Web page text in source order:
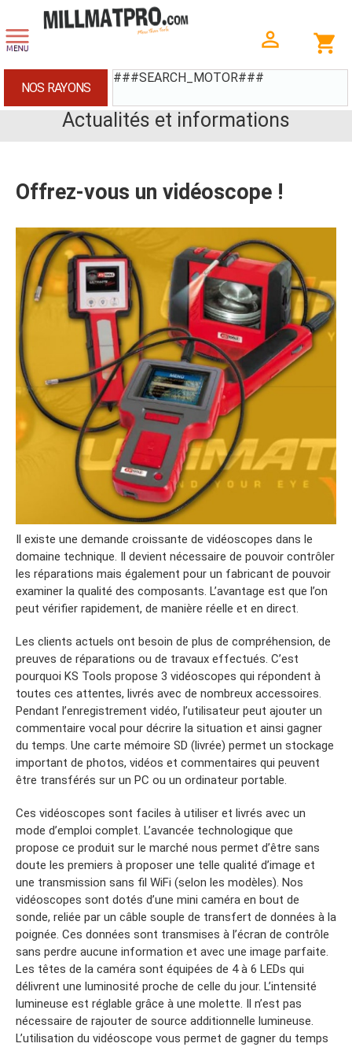
###SEARCH_MOTOR###
NOS RAYONS
Actualités et informations
Offrez-vous un vidéoscope !
Il existe une demande croissante de vidéoscopes dans le
domaine technique. Il devient nécessaire de pouvoir contrôler
les réparations mais également pour un fabricant de pouvoir
examiner la qualité des composants. L’avantage est que l’on
peut vérifier rapidement, de manière réelle et en direct.
Les clients actuels ont besoin de plus de compréhension, de
preuves de réparations ou de travaux effectués. C’est
pourquoi KS Tools propose 3 vidéoscopes qui répondent à
toutes ces attentes, livrés avec de nombreux accessoires.
Pendant l’enregistrement vidéo, l’utilisateur peut ajouter un
commentaire vocal pour décrire la situation et ainsi gagner
du temps. Une carte mémoire SD (livrée) permet un stockage
important de photos, vidéos et commentaires qui peuvent
être transférés sur un PC ou un ordinateur portable.
Ces vidéoscopes sont faciles à utiliser et livrés avec un
mode d’emploi complet. L’avancée technologique que
propose ce produit sur le marché nous permet d’être sans
doute les premiers à proposer une telle qualité d’image et
une transmission sans fil WiFi (selon les modèles). Nos
vidéoscopes sont dotés d’une mini caméra en bout de
sonde, reliée par un câble souple de transfert de données à la
poignée. Ces données sont transmises à l’écran de contrôle
sans perdre aucune information et avec une image parfaite.
Les têtes de la caméra sont équipées de 4 à 6 LEDs qui
délivrent une luminosité proche de celle du jour. L’intensité
lumineuse est réglable grâce à une molette. Il n’est pas
nécessaire de rajouter de source additionnelle lumineuse.
L’utilisation du vidéoscope vous permet de gagner du temps